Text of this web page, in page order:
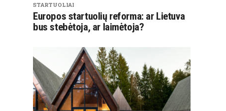
STARTUOLIAI
Europos startuolių reforma: ar Lietuva
bus stebėtoja, ar laimėtoja?